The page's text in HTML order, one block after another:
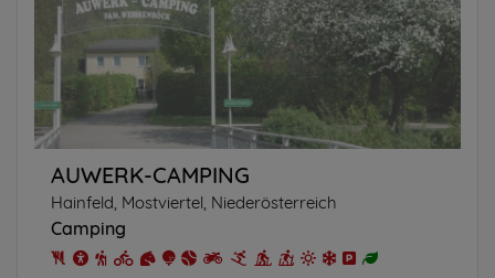
AUWERK-CAMPING
Hainfeld, Mostviertel, Niederösterreich
Camping